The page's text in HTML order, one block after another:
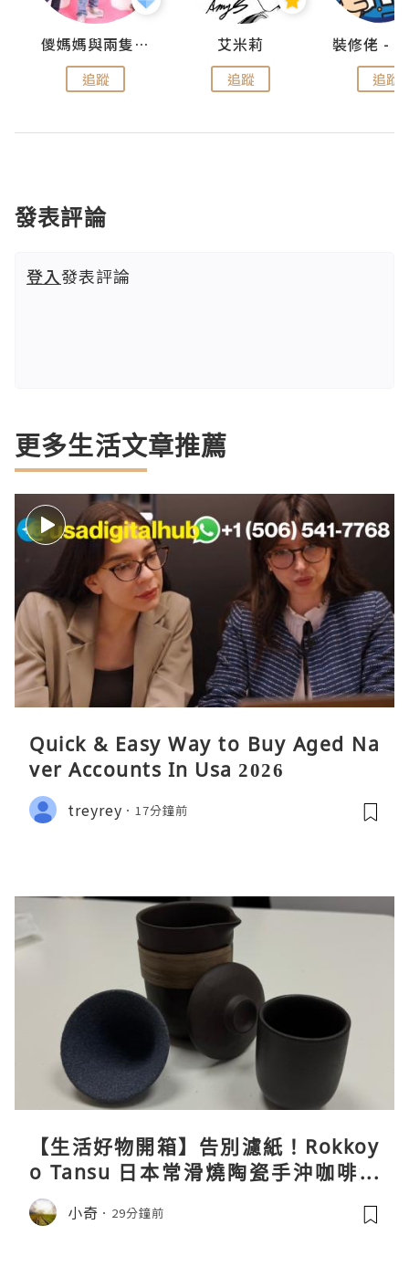
儍媽媽與兩隻小魔怪之家
追蹤
艾米莉
追蹤 追蹤
發表評論
登入發表評論
更多生活文章推薦
Quick & Easy Way to Buy Aged Na
ver Accounts In Usa 2026
treyrey 17分鐘前
【生活好物開箱】告別濾紙！Rokkoy
o Tansu 日本常滑燒陶瓷手沖咖啡組
親身試用＆真實評價
小奇 29分鐘前